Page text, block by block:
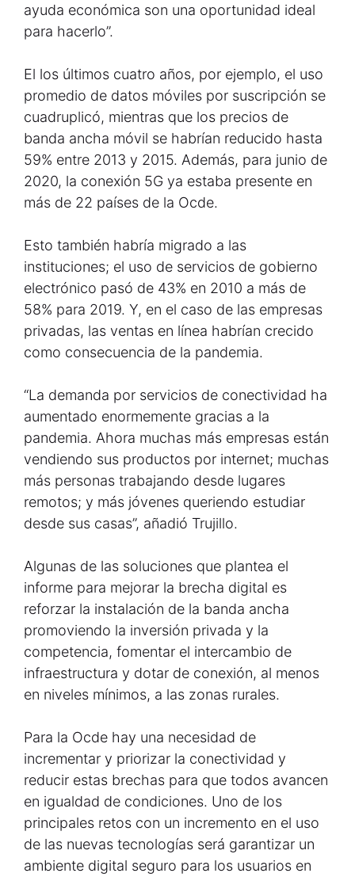
ayuda económica son una oportunidad ideal
para hacerlo”.
El los últimos cuatro años, por ejemplo, el uso
promedio de datos móviles por suscripción se
cuadruplicó, mientras que los precios de
banda ancha móvil se habrían reducido hasta
59% entre 2013 y 2015. Además, para junio de
2020, la conexión 5G ya estaba presente en
más de 22 países de la Ocde.
Esto también habría migrado a las
instituciones; el uso de servicios de gobierno
electrónico pasó de 43% en 2010 a más de
58% para 2019. Y, en el caso de las empresas
privadas, las ventas en línea habrían crecido
como consecuencia de la pandemia.
“La demanda por servicios de conectividad ha
aumentado enormemente gracias a la
pandemia. Ahora muchas más empresas están
vendiendo sus productos por internet; muchas
más personas trabajando desde lugares
remotos; y más jóvenes queriendo estudiar
desde sus casas”, añadió Trujillo.
Algunas de las soluciones que plantea el
informe para mejorar la brecha digital es
reforzar la instalación de la banda ancha
promoviendo la inversión privada y la
competencia, fomentar el intercambio de
infraestructura y dotar de conexión, al menos
en niveles mínimos, a las zonas rurales.
Para la Ocde hay una necesidad de
incrementar y priorizar la conectividad y
reducir estas brechas para que todos avancen
en igualdad de condiciones. Uno de los
principales retos con un incremento en el uso
de las nuevas tecnologías será garantizar un
ambiente digital seguro para los usuarios en